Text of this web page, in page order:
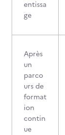
entissa
ge
Après
un
parco
urs de
format
ion
contin
ue